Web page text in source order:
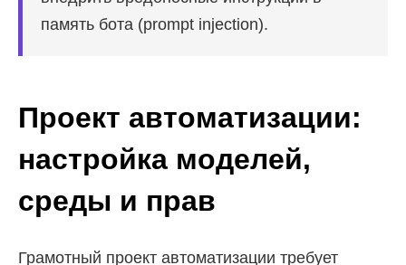
память бота (prompt injection).
Проект автоматизации:
настройка моделей,
среды и прав
Грамотный проект автоматизации требует